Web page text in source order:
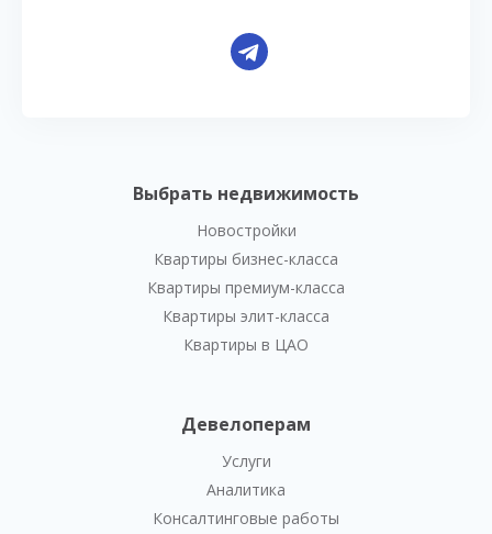
Выбрать недвижимость
Новостройки
Квартиры бизнес-класса
Квартиры премиум-класса
Квартиры элит-класса
Квартиры в ЦАО
Девелоперам
Услуги
Аналитика
Консалтинговые работы